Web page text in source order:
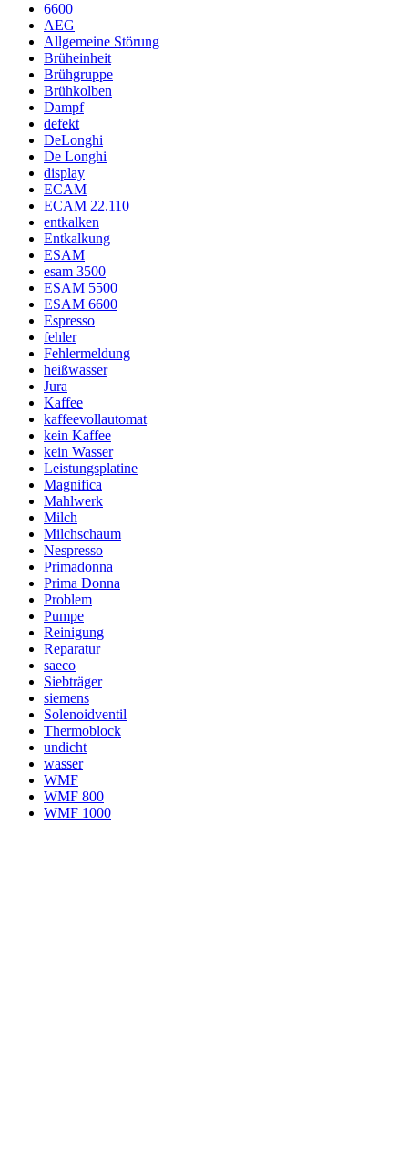
6600
AEG
Allgemeine Störung
Brüheinheit
Brühgruppe
Brühkolben
Dampf
defekt
DeLonghi
De Longhi
display
ECAM
ECAM 22.110
entkalken
Entkalkung
ESAM
esam 3500
ESAM 5500
ESAM 6600
Espresso
fehler
Fehlermeldung
heißwasser
Jura
Kaffee
kaffeevollautomat
kein Kaffee
kein Wasser
Leistungsplatine
Magnifica
Mahlwerk
Milch
Milchschaum
Nespresso
Primadonna
Prima Donna
Problem
Pumpe
Reinigung
Reparatur
saeco
Siebträger
siemens
Solenoidventil
Thermoblock
undicht
wasser
WMF
WMF 800
WMF 1000